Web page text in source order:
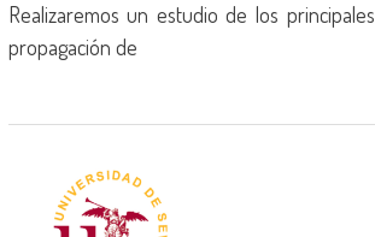
Realizaremos un estudio de los
propagación de